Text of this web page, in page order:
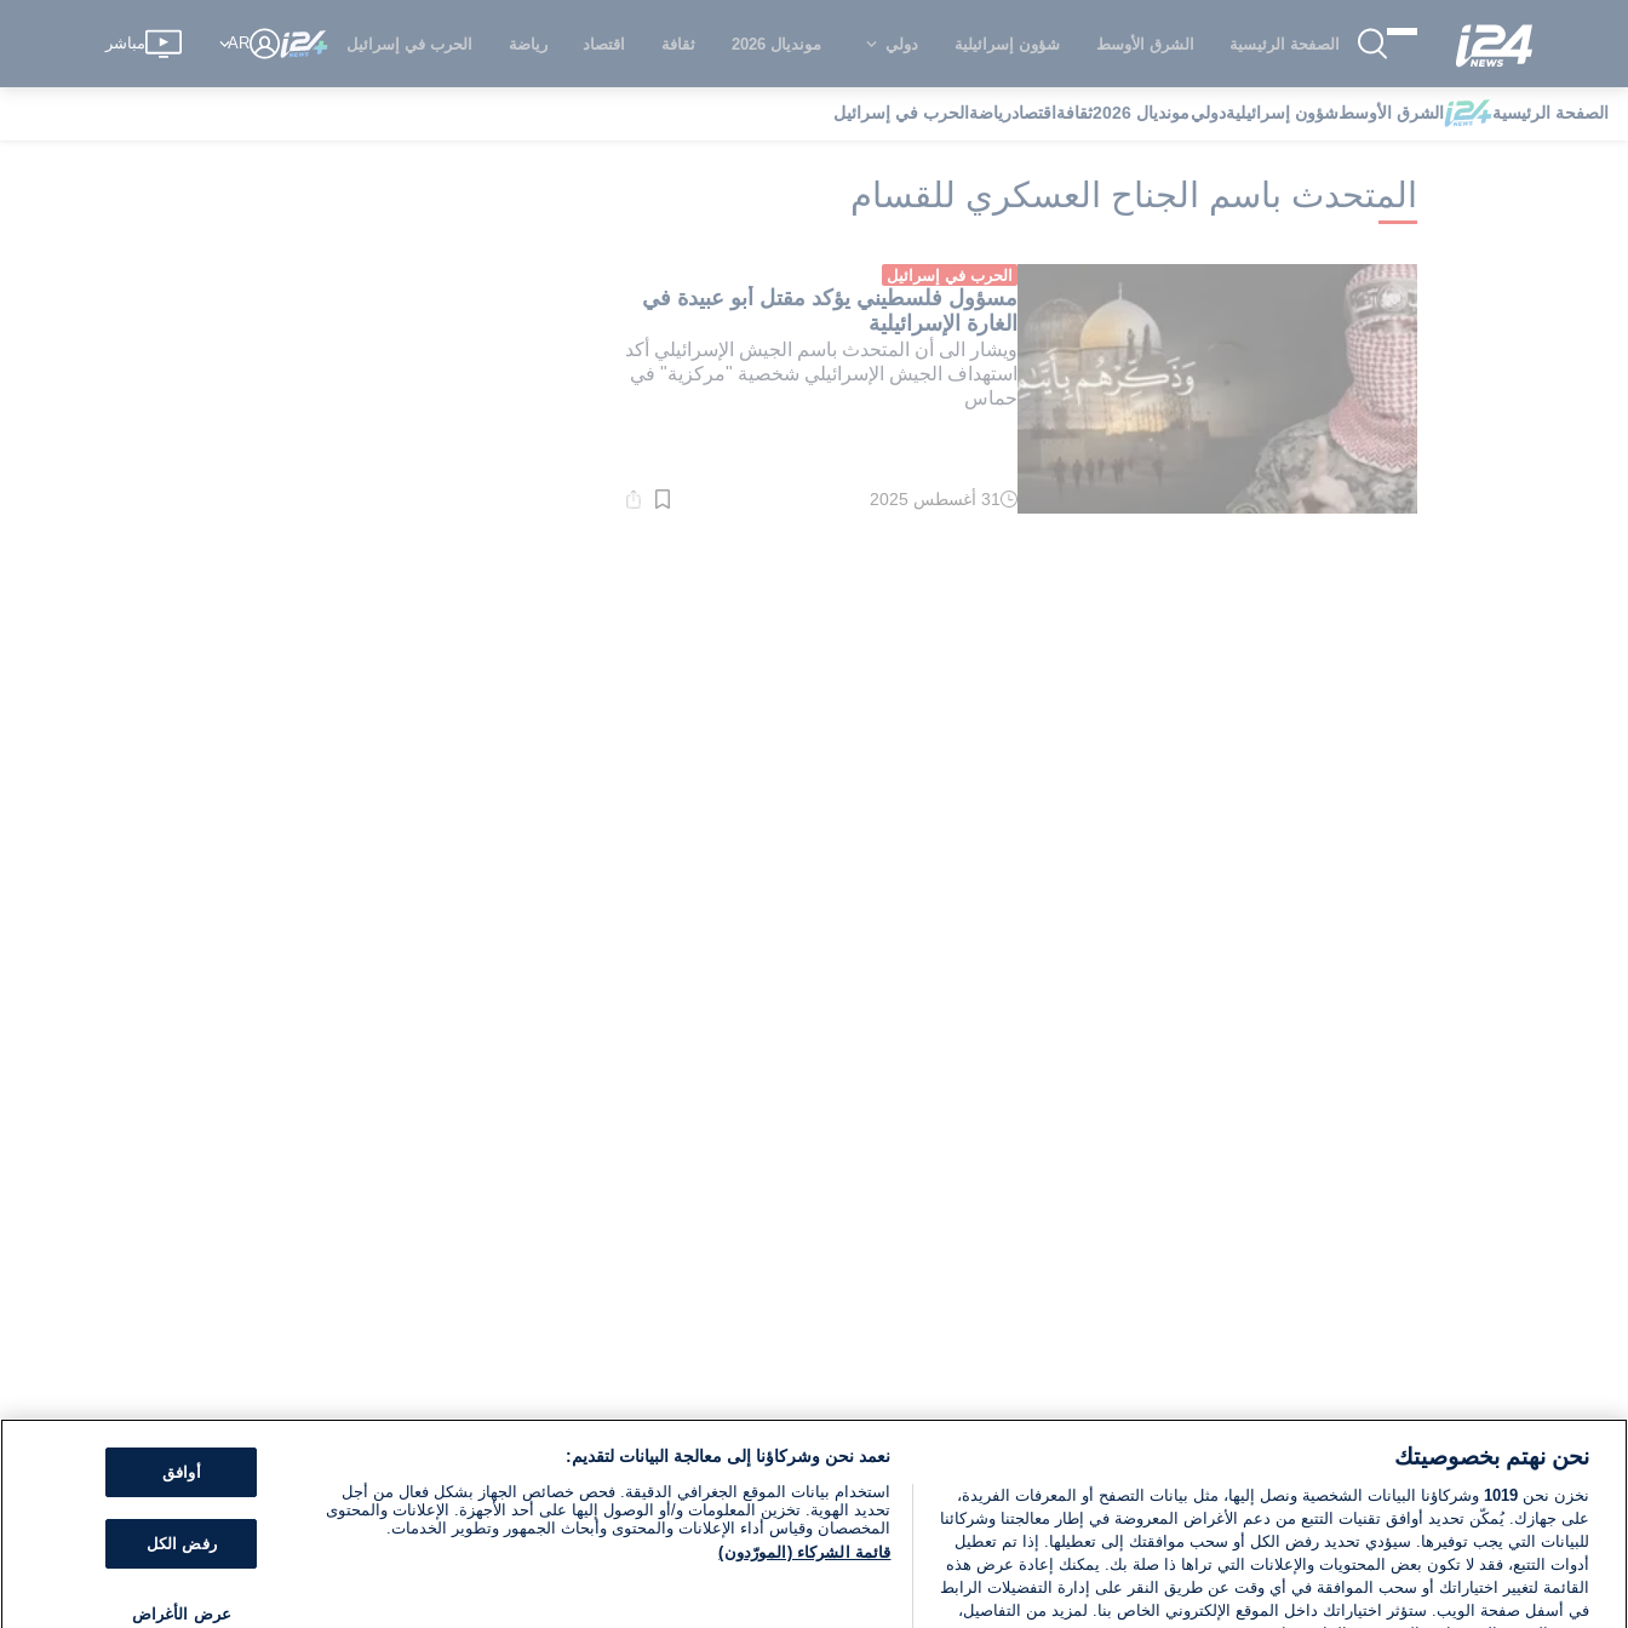
الصفحة الرئيسية الشرق الأوسط شؤون إسرائيلية دولي مونديال 2026 ثقافة اقتصاد رياضة الحرب في إسرائيل AR مباشر
الصفحة الرئيسية الشرق الأوسطشؤون إسرائيليةدوليمونديال 2026 ثقافة اقتصادرياضة الحرب في إسرائيل i24NEWS i24NEWS فهرس علامات المتحدث باسم الجناح العسكري للقسام
المتحدث باسم الجناح العسكري للقسام
الحرب في إسرائيل
مسؤول فلسطيني يؤكد مقتل أبو عبيدة في
الغارة الإسرائيلية
ويشار الى أن المتحدث باسم الجيش الإسرائيلي أكد
استهداف الجيش الإسرائيلي شخصية "مركزية" في
حماس
وقت
31 أغسطس 2025
نحن نهتم بخصوصيتك
نخزن نحن 1019 وشركاؤنا البيانات الشخصية ونصل إليها، مثل بيانات التصفح أو المعرفات الفريدة،
على جهازك. يُمكّن تحديد أوافق تقنيات التتبع من دعم الأغراض المعروضة في إطار معالجتنا وشركائنا
للبيانات التي يجب توفيرها. سيؤدي تحديد رفض الكل أو سحب موافقتك إلى تعطيلها. إذا تم تعطيل
أدوات التتبع، فقد لا تكون بعض المحتويات والإعلانات التي تراها ذا صلة بك. يمكنك إعادة عرض هذه
القائمة لتغيير اختياراتك أو سحب الموافقة في أي وقت عن طريق النقر على إدارة التفضيلات الرابط
في أسفل صفحة الويب. ستؤثر اختياراتك داخل الموقع الإلكتروني الخاص بنا. لمزيد من التفاصيل،
نعمد نحن وشركاؤنا إلى معالجة البيانات لتقديم:
استخدام بيانات الموقع الجغرافي الدقيقة. فحص خصائص الجهاز بشكل فعال من أجل
تحديد الهوية. تخزين المعلومات و/أو الوصول إليها على أحد الأجهزة. الإعلانات والمحتوى
المخصصان وقياس أداء الإعلانات والمحتوى وأبحاث الجمهور وتطوير الخدمات.
قائمة الشركاء (المورّدون)
أوافق
رفض الكل
عرض الأغراض